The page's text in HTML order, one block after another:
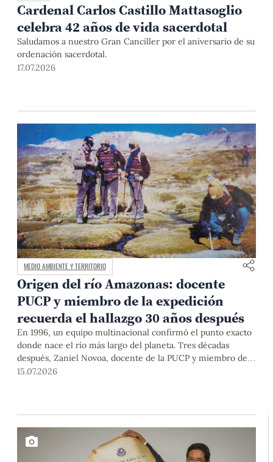
Cardenal Carlos Castillo Mattasoglio
celebra 42 años de vida sacerdotal
Saludamos a nuestro Gran Canciller por el aniversario de su
ordenación sacerdotal.
17.07.2026
MEDIO AMBIENTE Y TERRITORIO
Origen del río Amazonas: docente
PUCP y miembro de la expedición
recuerda el hallazgo 30 años después
En 1996, un equipo multinacional confirmó el punto exacto
donde nace el río más largo del planeta. Tres décadas
después, Zaniel Novoa, docente de la PUCP y miembro de
esa expedición, reconstruye la historia que cambió los libros
15.07.2026